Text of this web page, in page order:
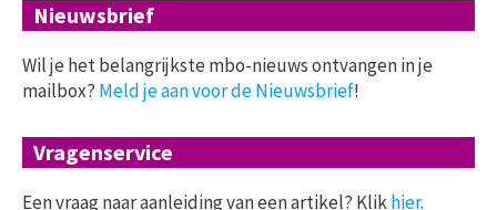
Nieuwsbrief
Wil je het belangrijkste mbo-nieuws ontvangen in je
mailbox? Meld je aan voor de Nieuwsbrief!
Vragenservice
Een vraag naar aanleiding van een artikel? Klikhier.